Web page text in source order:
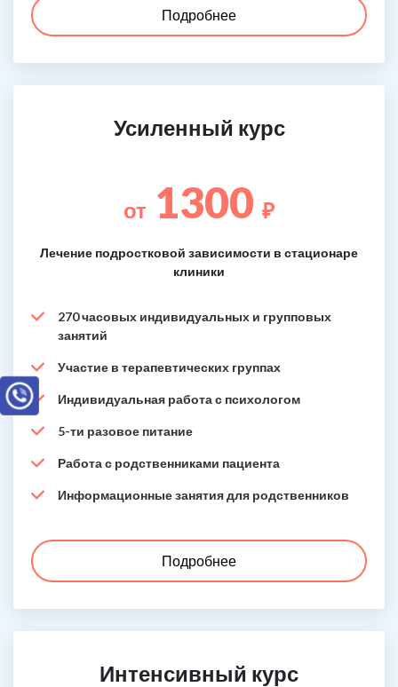
Подробнее
Усиленный курс
от 1300 ₽
Лечение подростковой зависимости в стационаре
клиники
270 часовых индивидуальных и групповых
занятий
Участие в терапевтических группах
Индивидуальная работа с психологом
5-ти разовое питание
Работа с родственниками пациента
Информационные занятия для родственников
Подробнее
Интенсивный курс